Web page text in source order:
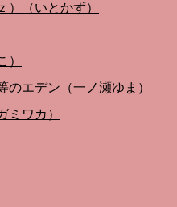
）（いとかず）
）
のエデン（一ノ瀬ゆま）
ミワカ）